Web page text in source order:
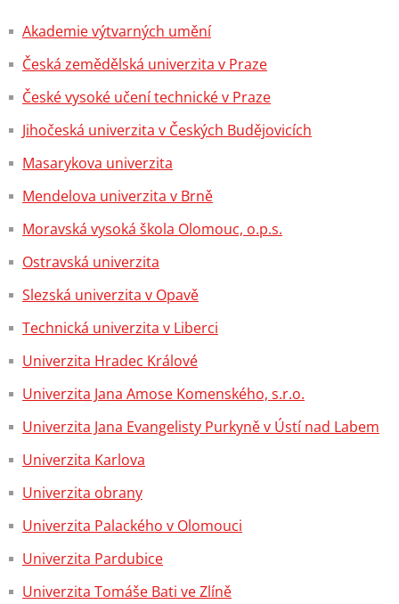
Akademie výtvarných umění
Česká zemědělská univerzita v Praze
České vysoké učení technické v Praze
Jihočeská univerzita v Českých Budějovicích
Masarykova univerzita
Mendelova univerzita v Brně
Moravská vysoká škola Olomouc, o.p.s.
Ostravská univerzita
Slezská univerzita v Opavě
Technická univerzita v Liberci
Univerzita Hradec Králové
Univerzita Jana Amose Komenského, s.r.o.
Univerzita Jana Evangelisty Purkyně v Ústí nad Labem
Univerzita Karlova
Univerzita obrany
Univerzita Palackého v Olomouci
Univerzita Pardubice
Univerzita Tomáše Bati ve Zlíně